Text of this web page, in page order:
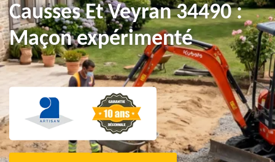
Causses Et Veyran 34490 :
Maçon expérimenté